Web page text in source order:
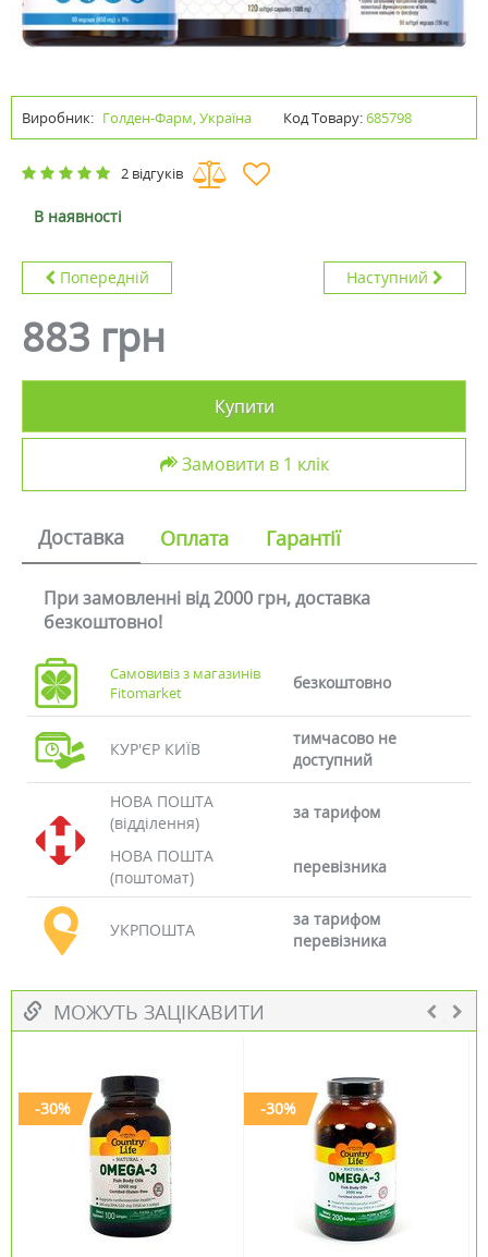
Виробник: Голден-Фарм, Україна Код Товару:685798
2 відгуків
В наявності
Попередній Наступний
883 грн
Купити
Замовити в 1 клік
Доставка Оплата Гарантії
При замовленні від 2000 грн, доставка
безкоштовно!
Самовивіз з магазинів
Fitomarket
безкоштовно
КУР'ЄР КИЇВ
тимчасово не
доступний
НОВА ПОШТА
(відділення)
за тарифом
НОВА ПОШТА
(поштомат)
перевізника
УКРПОШТА
за тарифом
перевізника
МОЖУТЬ ЗАЦІКАВИТИ
-30% -30%